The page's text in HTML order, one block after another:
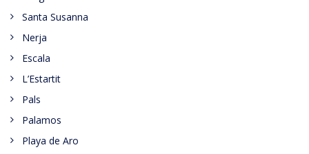
Santa Susanna
Nerja
Escala
L’Estartit
Pals
Palamos
Playa de Aro